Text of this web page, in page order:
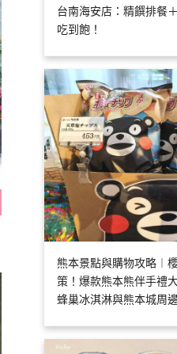
台南海安店：精饌排餐
吃到飽！
熊本景點與購物攻略︱
策！爆款熊本熊伴手禮
蜂巢冰淇淋與熊本城周